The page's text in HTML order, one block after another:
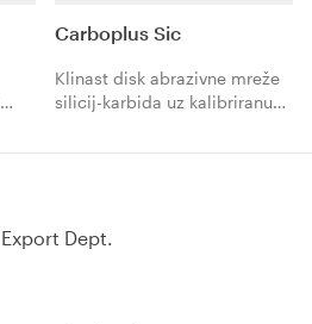
Carboplus Sic
Klinast disk abrazivne mreže
silicij-karbida uz kalibriranu
Kontinuirana proizvodnja
potpunog korištenja, jamčeći
Dept.